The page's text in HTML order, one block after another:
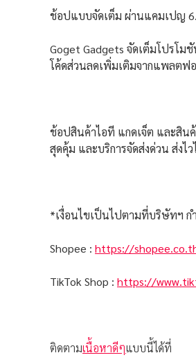
ช้อปแบบจัดเต็ม ผ่านแคมเปญ
Goget Gadgets จัดเต็มโปรโ
โค้ดส่วนลดเพิ่มเติมจากแพลตฟ
ช้อปสินค้าไอที แกดเจ็ต และสิน
สุดคุ้ม และบริการจัดส่งด่วน ส่งไ
*เงื่อนไขเป็นไปตามที่บริษัทฯ ก
Shopee : https://
TikTok Shop : https://
ติดตามเนื้อหาดีๆแบบนี้ได้ที่